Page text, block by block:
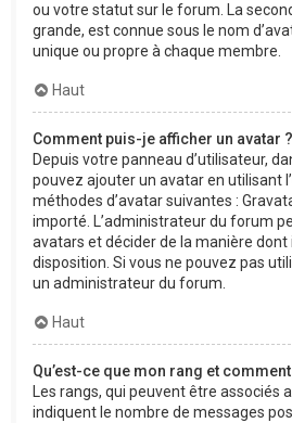
ou votre statut sur le forum. La
grande, est connue sous le nom
unique ou propre à chaque membre.
Haut
Comment puis-je afficher un avatar ?
Depuis votre panneau d’utilisateur,
pouvez ajouter un avatar en utilisant
méthodes d’avatar suivantes :
importé. L’administrateur du forum
avatars et décider de la manière dont
disposition. Si vous ne pouvez pas
un administrateur du forum.
Haut
Qu’est-ce que mon rang et
Les rangs, qui peuvent être associés
indiquent le nombre de messages